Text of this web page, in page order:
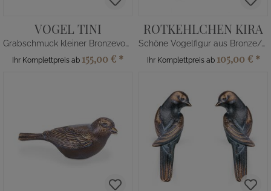
VOGEL TINI
Grabschmuck kleiner Bronzevogel
Ihr Komplettpreis ab 155,00 € *
ROTKEHLCHEN KIRA
Schöne Vogelfigur aus Bronze/Alu
Ihr Komplettpreis ab 105,00 € *